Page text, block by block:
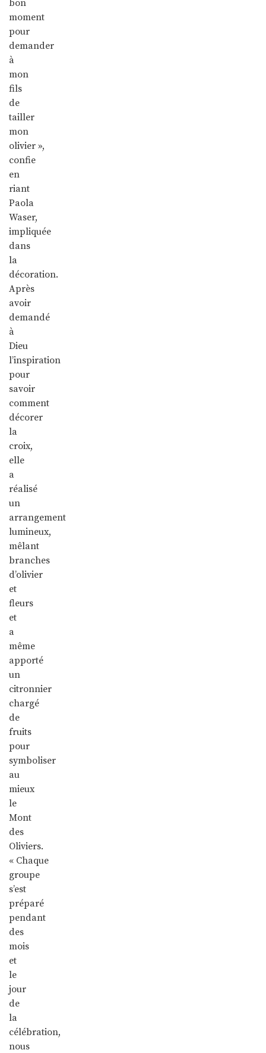
bon
moment
pour
demander
à
mon
fils
de
tailler
mon
olivier »,
confie
en
riant
Paola
Waser,
impliquée
dans
la
décoration.
Après
avoir
demandé
à
Dieu
l’inspiration
pour
savoir
comment
décorer
la
croix,
elle
a
réalisé
un
arrangement
lumineux,
mêlant
branches
d’olivier
et
fleurs
et
a
même
apporté
un
citronnier
chargé
de
fruits
pour
symboliser
au
mieux
le
Mont
des
Oliviers.
« Chaque
groupe
s’est
préparé
pendant
des
mois
et
le
jour
de
la
célébration,
nous